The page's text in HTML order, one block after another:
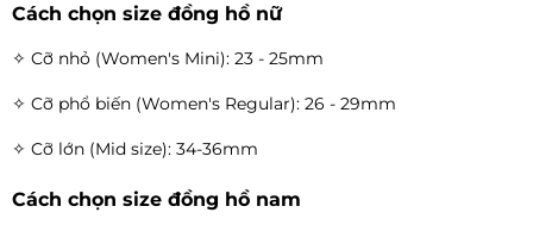
Cách chọn size đồng hồ nữ
✧ Cỡ nhỏ (Women's Mini): 23 - 25mm
✧ Cỡ phổ biến (Women's Regular): 26 - 29mm
✧ Cỡ lớn (Mid size): 34-36mm
Cách chọn size đồng hồ nam